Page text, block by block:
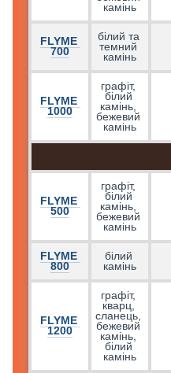
камінь
FLYME
700
білий та
темний
камінь
FLYME
1000
графіт,
білий
камінь,
бежевий
камінь
FLYME
500
графіт,
білий
камінь,
бежевий
камінь
FLYME
800
білий
камінь
FLYME
1200
графіт,
кварц,
сланець,
бежевий
камінь,
білий
камінь